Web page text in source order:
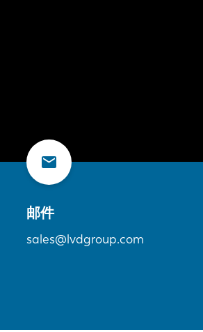
邮件
sales@lvdgroup.com